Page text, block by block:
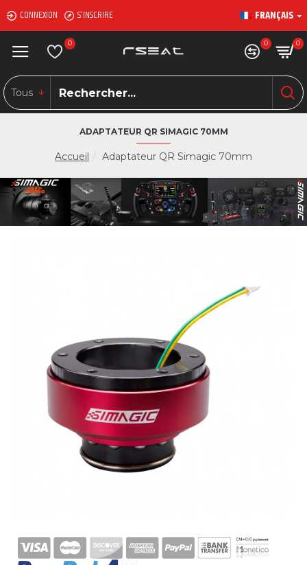
CONNEXION S'INSCRIRE FRANÇAIS
0 0 0
Tous
Accueil Adaptateur QR Simagic 70mm
ADAPTATEUR QR SIMAGIC 70MM